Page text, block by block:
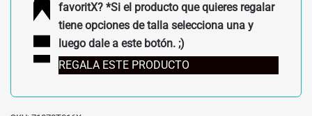
favoritX? *Si el producto que quieres regalar
tiene opciones de talla selecciona una y
luego dale a este botón. ;)
REGALA ESTE PRODUCTO